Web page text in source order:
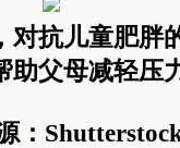
对抗儿童肥胖
助父母减轻压
：